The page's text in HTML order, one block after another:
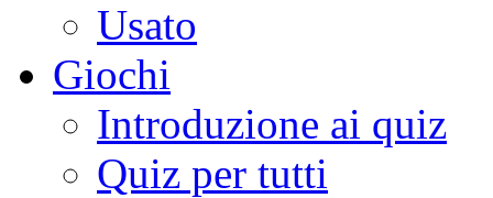
Usato
Giochi
Introduzione ai quiz
Quiz per tutti